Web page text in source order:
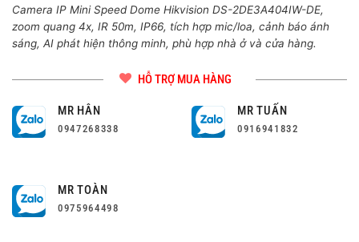
Camera IP Mini Speed Dome Hikvision DS-2DE3A404IW-DE,
zoom quang 4x, IR 50m, IP66, tích hợp mic/loa, cảnh báo ánh
sáng, AI phát hiện thông minh, phù hợp nhà ở và cửa hàng.
HỖ TRỢ MUA HÀNG
MR HÂN
0947268338
MR TUẤN
0916941832
MR TOÀN
0975964498